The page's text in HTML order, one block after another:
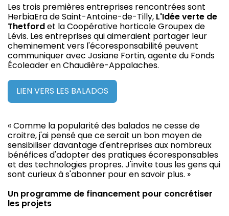
Les trois premières entreprises rencontrées sont
HerbiaEra de Saint-Antoine-de-Tilly, L'Idée verte de
Thetfordet la Coopérative horticole Groupex de
Lévis. Les entreprises qui aimeraient partager leur
cheminement vers l'écoresponsabilité peuvent
communiquer avec Josiane Fortin, agente du Fonds
Écoleader en Chaudière-Appalaches.
LIEN VERS LES BALADOS
« Comme la popularité des balados ne cesse de
croitre, j'ai pensé que ce serait un bon moyen de
sensibiliser davantage d'entreprises aux nombreux
bénéfices d'adopter des pratiques écoresponsables
et des technologies propres. J'invite tous les gens qui
sont curieux à s'abonner pour en savoir plus. »
Un programme de financement pour concrétiser
les projets